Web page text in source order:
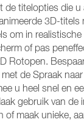
de titelopties die u
3D-titels
om in
of pas
Rotopen.
de Spraak
u heel snel en
gebruik van de
of maak unieke,